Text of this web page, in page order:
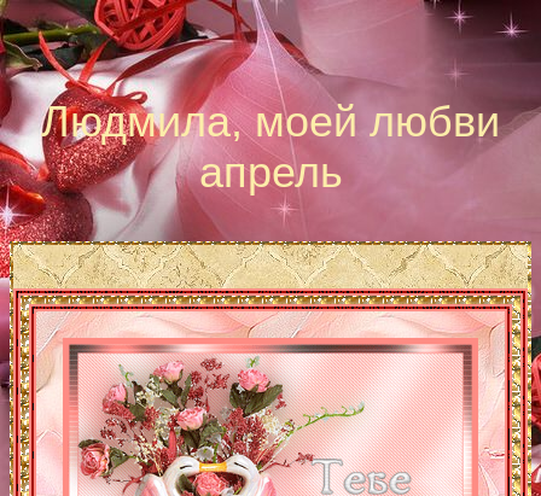
Людмила, моей любви
апрель